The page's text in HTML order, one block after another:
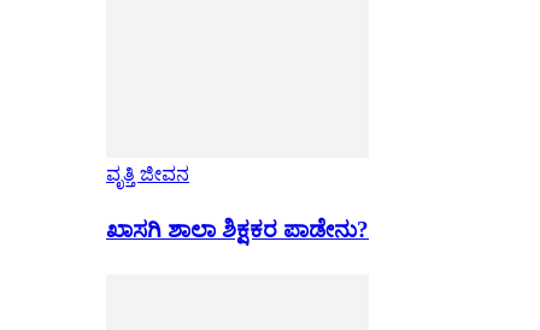
ವೃತ್ತಿ ಜೀವನ
ಖಾಸಗಿ ಶಾಲಾ ಶಿಕ್ಷಕರ ಪಾಡೇನು?